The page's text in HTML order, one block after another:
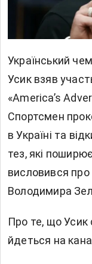
Український
Усик взяв
«America’s
Спортсмен
в Україні та
тез, які
висловився про
Володимира
Про те, що Усик
йдеться на